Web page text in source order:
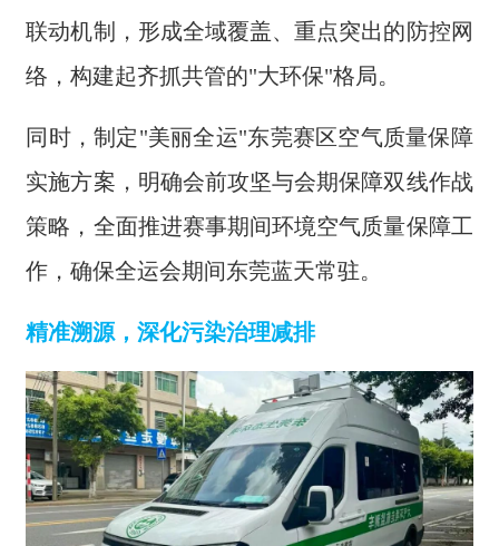
联动机制，形成全域覆盖、重点突出的防控网
络，构建起齐抓共管的"大环保"格局。
同时，制定"美丽全运"东莞赛区空气质量保障
实施方案，明确会前攻坚与会期保障双线作战
策略，全面推进赛事期间环境空气质量保障工
作，确保全运会期间东莞蓝天常驻。
精准溯源，深化污染治理减排